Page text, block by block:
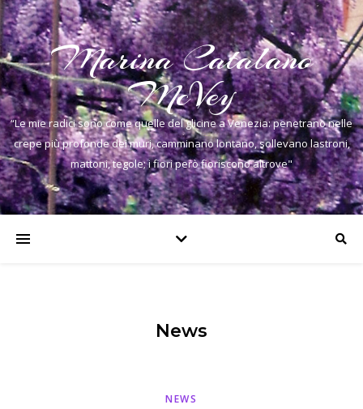
Marina Catalano
McVey
“Le mie radici sono come quelle del glicine a Venezia: penetrano nelle
crepe più profonde dei muri, camminano lontano, sollevano lastroni,
mattoni, tegole; i fiori però fioriscono altrove"
News
NEWS